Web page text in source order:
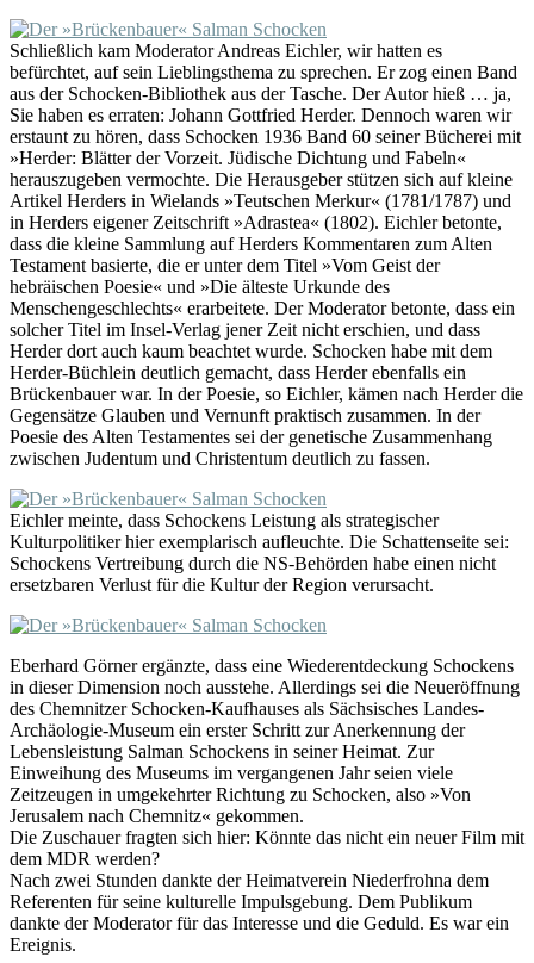
Schließlich kam Moderator Andreas Eichler, wir hatten es
befürchtet, auf sein Lieblingsthema zu sprechen. Er zog einen Band
aus der Schocken-Bibliothek aus der Tasche. Der Autor hieß … ja,
Sie haben es erraten: Johann Gottfried Herder. Dennoch waren wir
erstaunt zu hören, dass Schocken 1936 Band 60 seiner Bücherei mit
»Herder: Blätter der Vorzeit. Jüdische Dichtung und Fabeln«
herauszugeben vermochte. Die Herausgeber stützen sich auf kleine
Artikel Herders in Wielands »Teutschen Merkur« (1781/1787) und
in Herders eigener Zeitschrift »Adrastea« (1802). Eichler betonte,
dass die kleine Sammlung auf Herders Kommentaren zum Alten
Testament basierte, die er unter dem Titel »Vom Geist der
hebräischen Poesie« und »Die älteste Urkunde des
Menschengeschlechts« erarbeitete. Der Moderator betonte, dass ein
solcher Titel im Insel-Verlag jener Zeit nicht erschien, und dass
Herder dort auch kaum beachtet wurde. Schocken habe mit dem
Herder-Büchlein deutlich gemacht, dass Herder ebenfalls ein
Brückenbauer war. In der Poesie, so Eichler, kämen nach Herder die
Gegensätze Glauben und Vernunft praktisch zusammen. In der
Poesie des Alten Testamentes sei der genetische Zusammenhang
zwischen Judentum und Christentum deutlich zu fassen.
Eichler meinte, dass Schockens Leistung als strategischer
Kulturpolitiker hier exemplarisch aufleuchte. Die Schattenseite sei:
Schockens Vertreibung durch die NS-Behörden habe einen nicht
ersetzbaren Verlust für die Kultur der Region verursacht.
Eberhard Görner ergänzte, dass eine Wiederentdeckung Schockens
in dieser Dimension noch ausstehe. Allerdings sei die Neueröffnung
des Chemnitzer Schocken-Kaufhauses als Sächsisches Landes-
Archäologie-Museum ein erster Schritt zur Anerkennung der
Lebensleistung Salman Schockens in seiner Heimat. Zur
Einweihung des Museums im vergangenen Jahr seien viele
Zeitzeugen in umgekehrter Richtung zu Schocken, also »Von
Jerusalem nach Chemnitz« gekommen.
Die Zuschauer fragten sich hier: Könnte das nicht ein neuer Film mit
dem MDR werden?
Nach zwei Stunden dankte der Heimatverein Niederfrohna dem
Referenten für seine kulturelle Impulsgebung. Dem Publikum
dankte der Moderator für das Interesse und die Geduld. Es war ein
Ereignis.